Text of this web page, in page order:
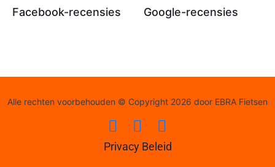
Facebook-recensies Google-recensies
Alle rechten voorbehouden © Copyright 2026 door EBRA Fietsen
Privacy Beleid